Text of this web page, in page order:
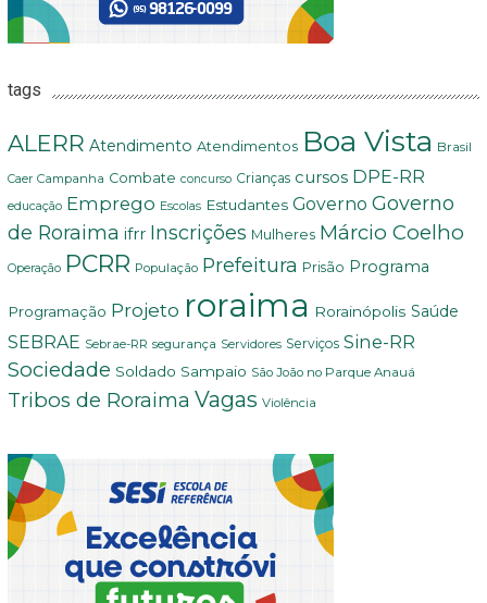
tags
ALERR Atendimento Atendimentos Boa Vista Brasil
Caer Campanha Combate concurso Crianças cursos DPE-RR
educação Emprego Escolas Estudantes Governo Governo
de Roraima ifrr Inscrições Mulheres Márcio Coelho
Operação PCRR População Prefeitura Prisão Programa
Programação Projeto roraima Rorainópolis Saúde
SEBRAE Sebrae-RR segurança Servidores Serviços Sine-RR
Sociedade Soldado Sampaio São João no Parque Anauá
Tribos de Roraima Vagas Violência